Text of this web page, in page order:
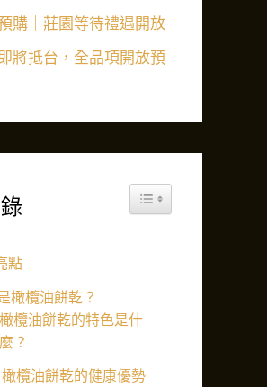
購｜莊園等待禮遇開放
將抵台，全品項開放預
Toggle Table of Content
點
橄欖油餅乾？
橄欖油餅乾的特色是什
麼？
橄欖油餅乾的健康優勢